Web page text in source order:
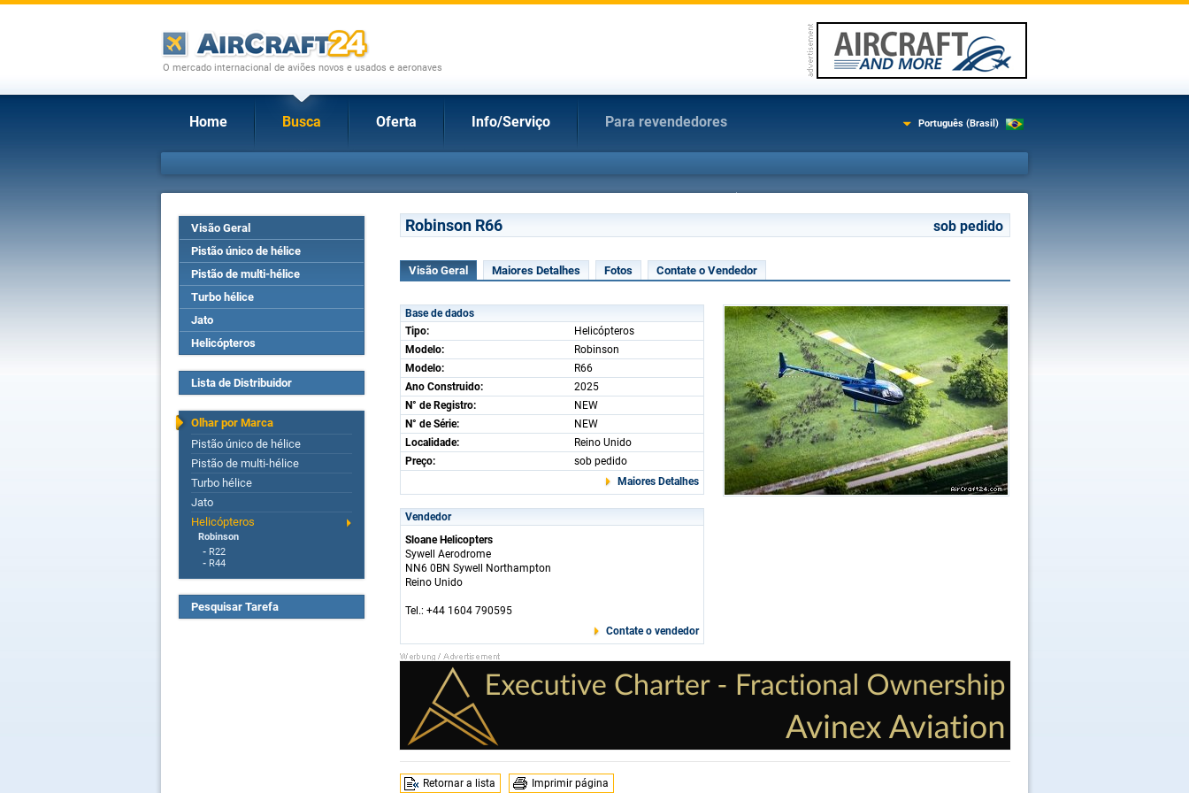
O mercado internacional de aviões novos e usados e aeronaves
Home Busca Oferta Info/Serviço Para revendedores Português (Brasil)
Visão Geral
Pistão único de hélice
Pistão de multi-hélice
Turbo hélice
Jato
Helicópteros
Lista de Distribuidor
Olhar por Marca
Pistão único de hélice
Pistão de multi-hélice
Turbo hélice
Jato
Helicópteros
Robinson
- R22
- R44
Pesquisar Tarefa
Robinson R66 sob pedido
Visão Geral Maiores Detalhes Fotos Contate o Vendedor
Base de dados
Tipo:
Helicópteros
Modelo:
Robinson
Modelo:
R66
Ano Construido:
2025
N° de Registro:
NEW
N° de Série:
NEW
Localidade:
Reino Unido
Preço:
sob pedido
Maiores Detalhes
Vendedor
Sloane Helicopters
Sywell Aerodrome
NN6 0BN Sywell Northampton
Reino Unido
Tel.: +44 1604 790595
Contate o vendedor
Retornar a lista Imprimir página